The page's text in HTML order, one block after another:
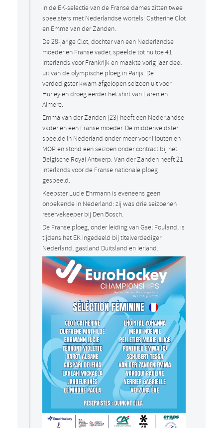
In de EK-selectie van de Franse dames zitten twee
speelsters met Nederlandse wortels: Catherine Clot
en Emma van der Zanden.
De 28-jarige Clot, dochter van een Nederlandse
moeder en Franse vader, speelde tot nu toe 41
interlands voor Frankrijk en maakte vorig jaar deel
uit van de olympische ploeg in Parijs. De
verdedigster kwam afgelopen seizoen uit voor
Hurley en droeg eerder het shirt van Laren en
Almere.
Emma van der Zanden (23) heeft een Nederlandse
vader en een Franse moeder. De middenveldster
speelde in Nederland onder meer voor Houten en
MOP en stond een seizoen onder contract bij het
Belgische Royal Antwerp. Van der Zanden heeft 21
interlands voor de Franse nationale ploeg
gespeeld.
Keepster Lucie Ehrmann is eveneens geen
onbekende in Nederland: zij was drie seizoenen
reservekeeper bij Den Bosch.
De Franse ploeg, onder leiding van Gael Fouland, is
tijdens het EK ingedeeld bij titelverdediger
Nederland, gastland Duitsland en Ierland.